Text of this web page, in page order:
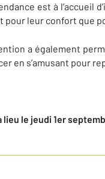
est à l’accueil
pour leur confort que
a également
en s’amusant pour
le jeudi 1er